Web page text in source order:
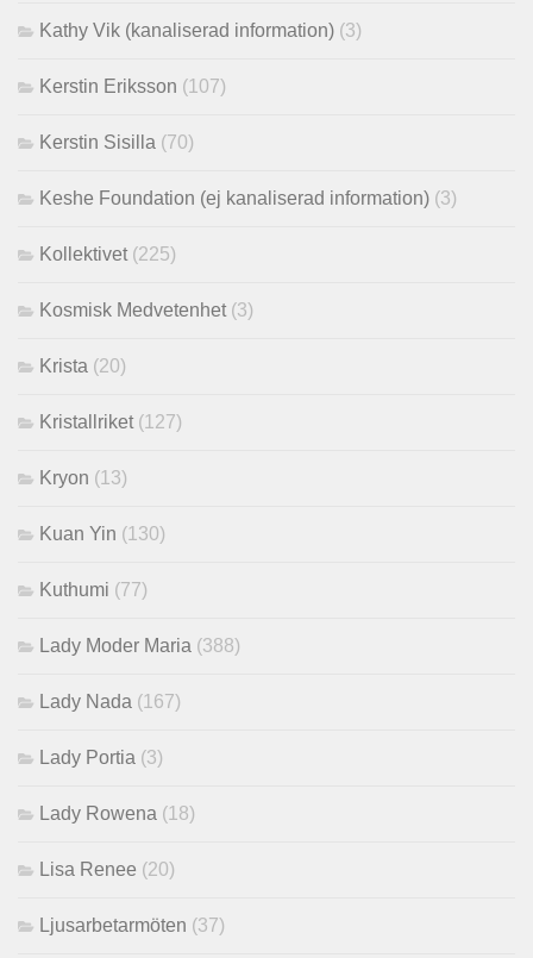
Kathy Vik (kanaliserad information) (3)
Kerstin Eriksson (107)
Kerstin Sisilla (70)
Keshe Foundation (ej kanaliserad information) (3)
Kollektivet (225)
Kosmisk Medvetenhet (3)
Krista (20)
Kristallriket (127)
Kryon (13)
Kuan Yin (130)
Kuthumi (77)
Lady Moder Maria (388)
Lady Nada (167)
Lady Portia (3)
Lady Rowena (18)
Lisa Renee (20)
Ljusarbetarmöten (37)